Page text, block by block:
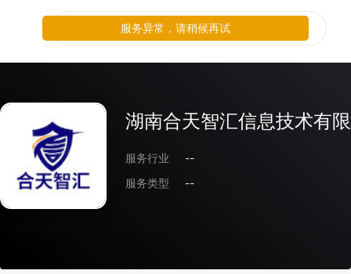
湖南合天智汇信息技术有
服务行业
--
服务类型
--
服务异常，请稍候再试